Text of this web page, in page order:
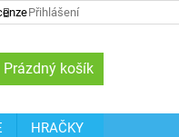
Přihlášení
NÁKUPNÍ
KOŠÍK
Prázdný košík
HRAČKY